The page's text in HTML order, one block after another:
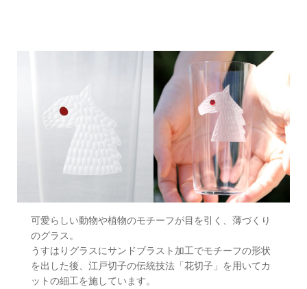
可愛らしい動物や植物のモチーフが目を引く、薄づくり
のグラス。
うすはりグラスにサンドブラスト加工でモチーフの形状
を出した後、江戸切子の伝統技法「花切子」を用いてカ
ットの細工を施しています。